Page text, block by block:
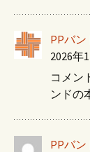
PPバ
2026年
コメン
ンド
PPバ